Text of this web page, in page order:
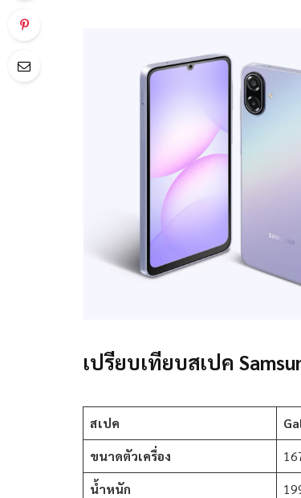
เปรียบเทียบสเปค
สเปค
ขนาดตัวเครื่อง
น้ำหนัก